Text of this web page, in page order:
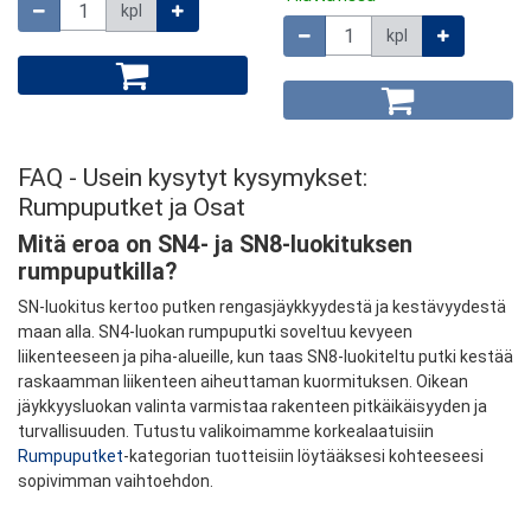
kpl
kpl
FAQ - Usein kysytyt kysymykset:
Rumpuputket ja Osat
Mitä eroa on SN4- ja SN8-luokituksen
rumpuputkilla?
SN-luokitus kertoo putken rengasjäykkyydestä ja kestävyydestä
maan alla. SN4-luokan rumpuputki soveltuu kevyeen
liikenteeseen ja piha-alueille, kun taas SN8-luokiteltu putki kestää
raskaamman liikenteen aiheuttaman kuormituksen. Oikean
jäykkyysluokan valinta varmistaa rakenteen pitkäikäisyyden ja
turvallisuuden. Tutustu valikoimamme korkealaatuisiin
Rumpuputket-kategorian tuotteisiin löytääksesi kohteeseesi
sopivimman vaihtoehdon.